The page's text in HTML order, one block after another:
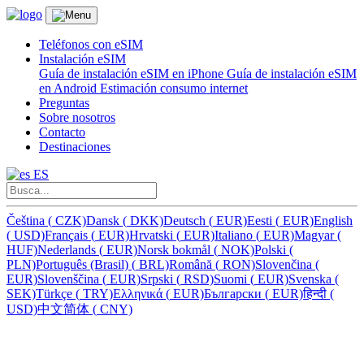
Teléfonos con eSIM
Instalación eSIM
Guía de instalación eSIM en iPhone Guía de instalación eSIM
en Android Estimación consumo internet
Preguntas
Sobre nosotros
Contacto
Destinaciones
ES
Čeština ( CZK)Dansk ( DKK)Deutsch ( EUR)Eesti ( EUR)English
( USD)Français ( EUR)Hrvatski ( EUR)Italiano ( EUR)Magyar(
HUF)Nederlands ( EUR)Norsk bokmål ( NOK)Polski (
PLN)Português (Brasil) ( BRL)Română ( RON)Slovenčina (
EUR)Slovenščina ( EUR)Srpski ( RSD)Suomi ( EUR)Svenska (
SEK)Türkçe ( TRY)Ελληνικά ( EUR)Български ( EUR)हिन्दी (
USD)中文简体 ( CNY)